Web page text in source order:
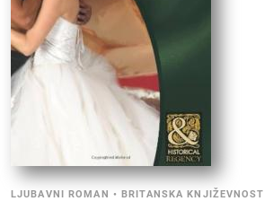
LJUBAVNI ROMAN •BRITANSKA KNJIŽEVNOST